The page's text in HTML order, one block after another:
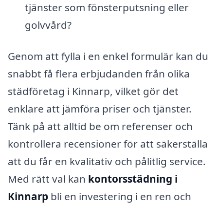
tjänster som fönsterputsning eller
golvvård?
Genom att fylla i en enkel formulär kan du
snabbt få flera erbjudanden från olika
städföretag i Kinnarp, vilket gör det
enklare att jämföra priser och tjänster.
Tänk på att alltid be om referenser och
kontrollera recensioner för att säkerställa
att du får en kvalitativ och pålitlig service.
Med rätt val kan kontorsstädning i
Kinnarp bli en investering i en ren och